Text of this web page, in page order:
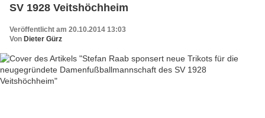
SV 1928 Veitshöchheim
Veröffentlicht am 20.10.2014 13:03
Von Dieter Gürz